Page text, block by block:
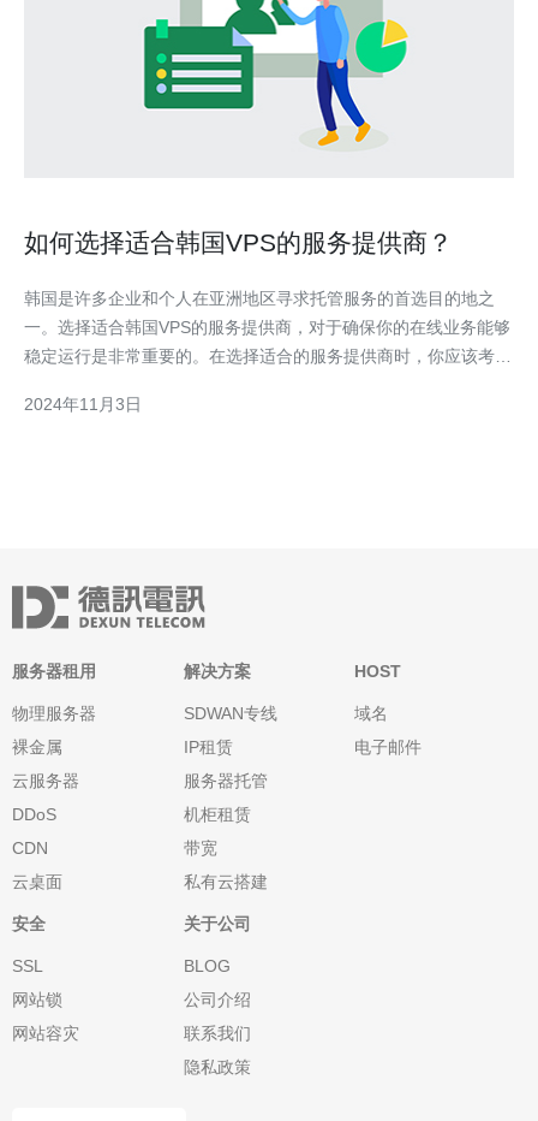
如何选择适合韩国VPS的服务提供商？
韩国是许多企业和个人在亚洲地区寻求托管服务的首选目的地之
一。选择适合韩国VPS的服务提供商，对于确保你的在线业务能够
稳定运行是非常重要的。在选择适合的服务提供商时，你应该考虑
韩国境内的数据中心。这可以确保你的VPS服务器与你的目标受众
2024年11月3日
服务器租用
物理服务器
裸金属
云服务器
DDoS
CDN
云桌面
解决方案
SDWAN专线
IP租赁
服务器托管
机柜租赁
带宽
私有云搭建
HOST
域名
电子邮件
安全
SSL
网站锁
网站容灾
关于公司
BLOG
公司介绍
联系我们
隐私政策